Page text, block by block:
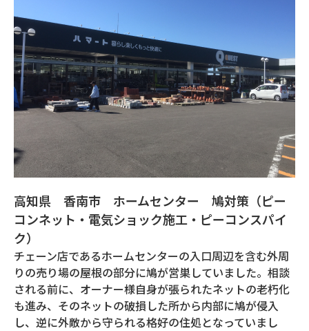
高知県 香南市 ホームセンター 鳩対策（ピー
コンネット・電気ショック施工・ピーコンスパイ
ク）
チェーン店であるホームセンターの入口周辺を含む外周
りの売り場の屋根の部分に鳩が営巣していました。相談
される前に、オーナー様自身が張られたネットの老朽化
も進み、そのネットの破損した所から内部に鳩が侵入
し、逆に外敵から守られる格好の住処となっていまし